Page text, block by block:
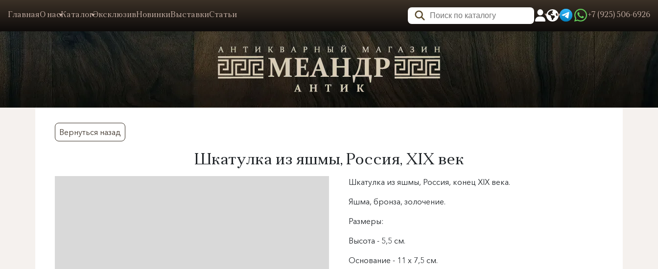
ГлавнаяО насКаталогЭксклюзивНовинкиВыставкиСтатьи
0
Пользовательское меню
+7 (925) 506-6926
Вернуться назад
​Шкатулка из яшмы, Россия, XIX век
Шкатулка из яшмы, Россия, конец XIX века.
Яшма, бронза, золочение.
Размеры:
Высота - 5,5 см.
Основание - 11 х 7,5 см.